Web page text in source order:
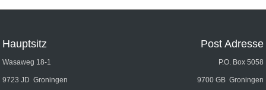
Hauptsitz
Wasaweg 18-1
9723 JD Groningen
Post Adresse
P.O. Box 5058
9700 GB Groningen